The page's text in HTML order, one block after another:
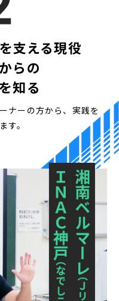
支える現役
らの
知る
ナーの方から、実践を
す。